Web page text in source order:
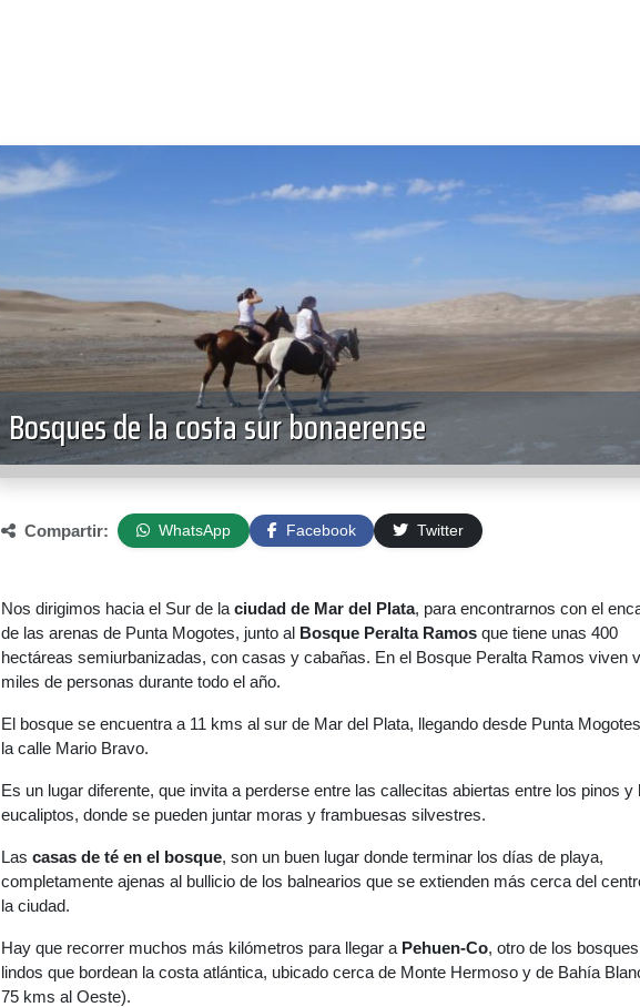
Bosques de la costa sur bonaerense
Compartir: WhatsApp Facebook Twitter
Nos dirigimos hacia el Sur de la ciudad de Mar del Plata, para encontrarnos con el
de las arenas de Punta Mogotes, junto al Bosque Peralta Ramos que tiene unas 400
hectáreas semiurbanizadas, con casas y cabañas. En el Bosque Peralta Ramos viven
miles de personas durante todo el año.
El bosque se encuentra a 11 kms al sur de Mar del Plata, llegando desde Punta
la calle Mario Bravo.
Es un lugar diferente, que invita a perderse entre las callecitas abiertas entre los pinos y
eucaliptos, donde se pueden juntar moras y frambuesas silvestres.
Las casas de té en el bosque, son un buen lugar donde terminar los días de playa,
completamente ajenas al bullicio de los balnearios que se extienden más cerca del
la ciudad.
Hay que recorrer muchos más kilómetros para llegar a Pehuen-Co, otro de los
lindos que bordean la costa atlántica, ubicado cerca de Monte Hermoso y de Bahía
75 kms al Oeste).